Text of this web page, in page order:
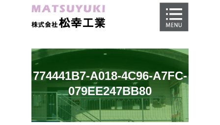
地盤改良工事
774441B7-A018-4C96-A7FC-
079EE247BB80